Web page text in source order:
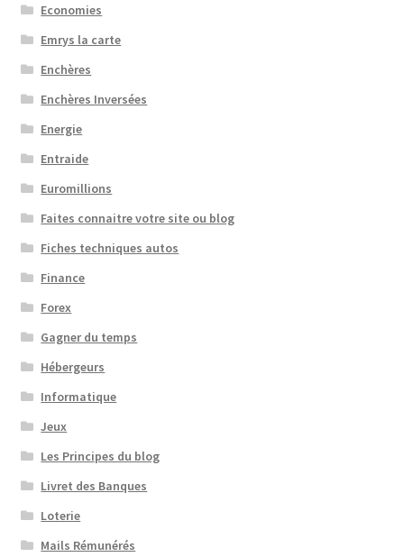
Economies
Emrys la carte
Enchères
Enchères Inversées
Energie
Entraide
Euromillions
Faites connaitre votre site ou blog
Fiches techniques autos
Finance
Forex
Gagner du temps
Hébergeurs
Informatique
Jeux
Les Principes du blog
Livret des Banques
Loterie
Mails Rémunérés